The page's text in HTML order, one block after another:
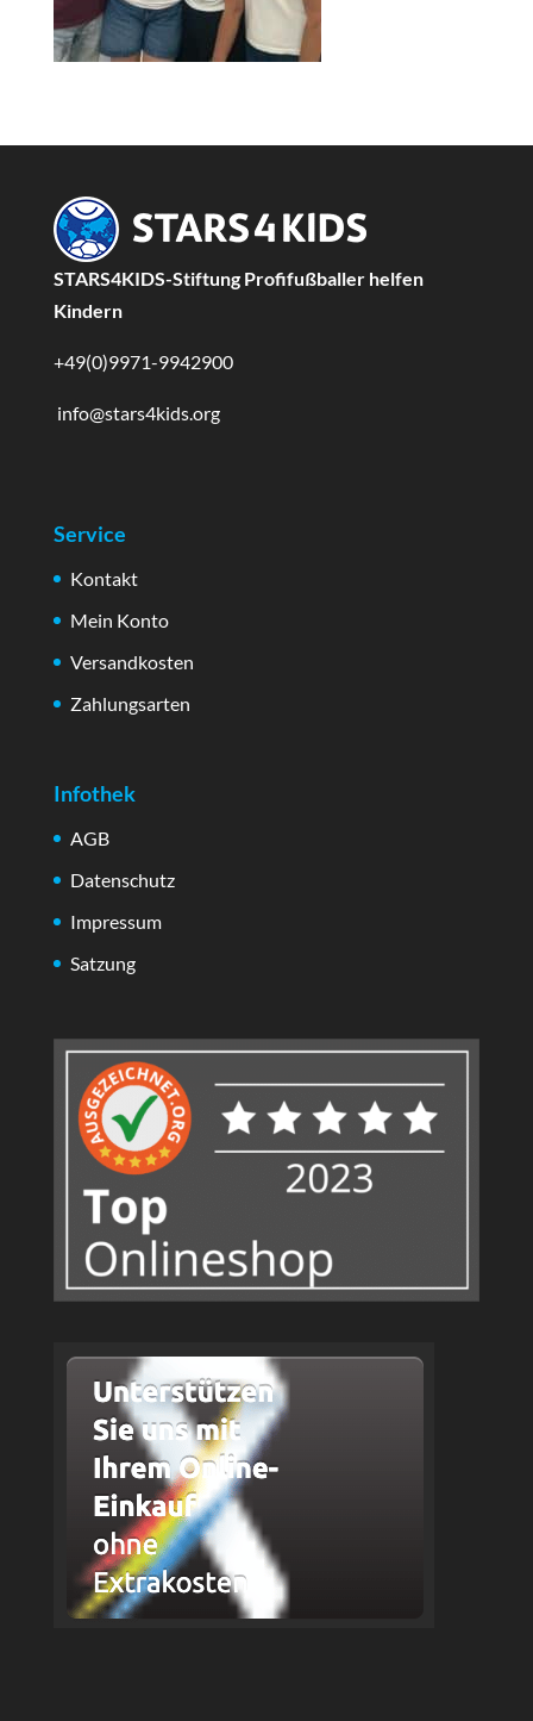
STARS4KIDS-Stiftung Profifußballer helfen
Kindern
+49(0)9971-9942900
info@stars4kids.org
Service
Kontakt
Mein Konto
Versandkosten
Zahlungsarten
Infothek
AGB
Datenschutz
Impressum
Satzung